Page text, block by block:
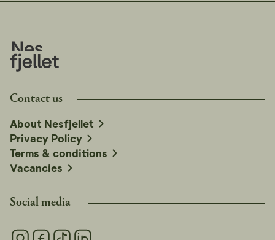
Social media
Contact us
About Nesfjellet
Privacy Policy
Terms & conditions
Vacancies